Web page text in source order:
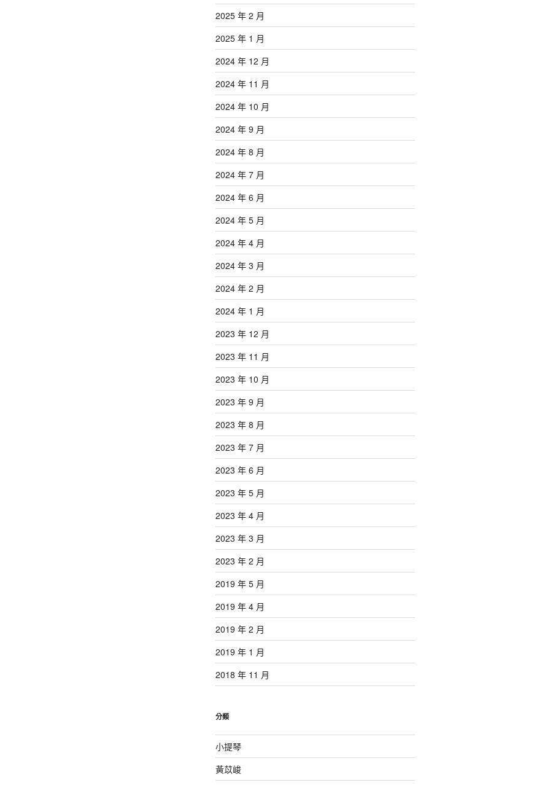
2025 年 2 月
2025 年 1 月
2024 年 12 月
2024 年 11 月
2024 年 10 月
2024 年 9 月
2024 年 8 月
2024 年 7 月
2024 年 6 月
2024 年 5 月
2024 年 4 月
2024 年 3 月
2024 年 2 月
2024 年 1 月
2023 年 12 月
2023 年 11 月
2023 年 10 月
2023 年 9 月
2023 年 8 月
2023 年 7 月
2023 年 6 月
2023 年 5 月
2023 年 4 月
2023 年 3 月
2023 年 2 月
2019 年 5 月
2019 年 4 月
2019 年 2 月
2019 年 1 月
2018 年 11 月
分類
小提琴
黃苡峻